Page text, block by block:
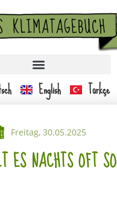
English Türkçe
Freitag, 30.05.2025
ES NACHTS OFT SO